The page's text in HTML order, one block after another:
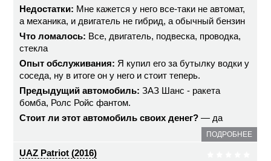
Недостатки: Мне кажется у него все-таки не автомат,
а механика, и двигатель не гибрид, а обычный бензин
Что ломалось: Все, двигатель, подвеска, проводка,
стекла
Опыт обслуживания: Я купил его за бутылку водки у
соседа, ну в итоге он у него и стоит теперь.
Предыдущий автомобиль: ЗАЗ Шанс - ракета
бомба, Ролс Ройс фантом.
Стоит ли этот автомобиль своих денег? — да
ПОДРОБНЕЕ
UAZ Patriot (2016)